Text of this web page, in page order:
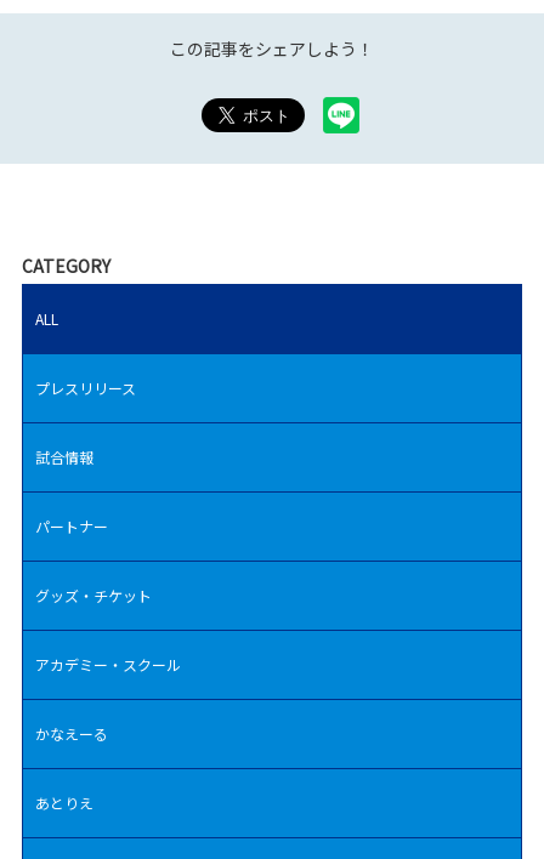
この記事をシェアしよう！
CATEGORY
ALL
プレスリリース
試合情報
パートナー
グッズ・チケット
アカデミー・スクール
かなえーる
あとりえ